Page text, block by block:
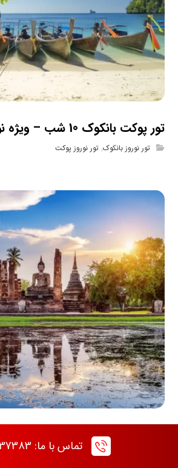
تور پوکت بانکوک 10 شب – ویژه نوروز
تور نوروز بانکوک,تور نوروز پوکت
تور نوروز پوکت 8 شب – پرواز سلام ایر
تور نوروز پوکت
تماس با ما: 02188537383